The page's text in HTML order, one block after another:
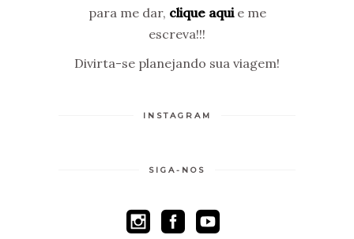
para me dar, clique aquie me
escreva!!!
Divirta-se planejando sua viagem!
INSTAGRAM
SIGA-NOS